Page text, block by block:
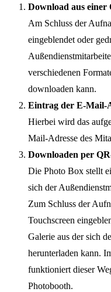
Download aus einer
Am Schluss der
eingeblendet oder
verschiedenen
downloaden kann.
Eintrag der E-Mail-
Hierbei wird das
Mail-Adresse des
Downloaden per
Die Photo Box stellt
sich der
Zum Schluss der
Touchscreen
Galerie aus der sich
herunterladen kann.
funktioniert dieser
Photobooth.